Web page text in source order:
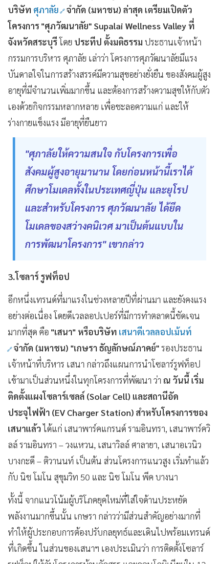
บริษัท ศุภาลัย จำกัด (มหาชน) ล่าสุด เตรียมเปิดตัว
โครงการ "ศุภวัฒนาลัย" Supalai Wellness Valley ที่
จังหวัดสระบุรีโดย ประทีป ตั้งมติธรรม ประธานเจ้าหน้า
กรรมการบริหาร ศุภาลัย เล่าว่า โครงการศุภวัฒนาลัยมีแรง
บันดาลใจในการสร้างสรรค์มีความสุขอย่างยั่งยืน ของสังคมผู้สูง
อายุที่มีจำนวนเพิ่มมากขึ้น และต้องการสร้างความสุขให้กับตัว
เองด้วยกิจกรรมหลากหลาย เพื่อชะลอความแก่ และให้
ร่างกายแข็งแรง มีอายุที่ยืนยาว
"ศุภาลัยให้ความสนใจ กับโครงการเพื่อ
สังคมผู้สูงอายุมานาน โดยก่อนหน้านี้เราได้
ศึกษาโมเดลทั้งในประเทศญี่ปุ่น และยุโรป
และสำหรับโครงการ ศุภวัฒนาลัย ได้ยึด
โมเดลของสว่างคนิเวศ มาเป็นต้นแบบใน
การพัฒนาโครงการ" เขากล่าว
3.โซลาร์ รูฟท็อป
อีกหนึ่งเทรนด์ที่มาแรงในช่วงหลายปีที่ผ่านมา และยังคงแรง
อย่างต่อเนื่อง โดยดีเวลลอปเปอร์ที่มีการทำตลาดนี้ชัดเจน
มากที่สุด คือ "เสนา" หรือบริษัท เสนาดีเวลลอปเม้นท์
จำกัด (มหาชน) "เกษรา ธัญลักษณ์ภาคย์" รองประธาน
เจ้าหน้าที่บริหาร เสนา กล่าวถึงแผนการนำโซลาร์รูฟท็อป
เข้ามาเป็นส่วนหนึ่งในทุกโครงการที่พัฒนา ว่า ณ วันนี้ เริ่ม
ติดตั้งแผงโซลาร์เซลล์ (Solar Cell) และสถานีอัด
ประจุไฟฟ้า (EV Charger Station) สำหรับโครงการของ
เสนาแล้ว ได้แก่ เสนาพาร์คแกรนด์ รามอินทรา, เสนาพาร์ควิ
ลล์ รามอินทรา – วงแหวน, เสนาวิลล์ ศาลายา, เสนาอเวนิว
บางกะดี – ติวานนท์ เป็นต้น ส่วนโครงการแนวสูง เริ่มทำแล้ว
กับ นิชโมโน สุขุมวิท 50 และ นิชโมโน พีค บางนา
ทั้งนี้ จากแนวโน้มผู้บริโภคยุคใหม่ที่ใส่ใจด้านประหยัด
พลังงานมากขึ้นนั้น เกษรา กล่าวว่ามีส่วนสำคัญอย่างมากที่
ทำให้ผู้ประกอบการต้องปรับกลยุทธ์และเดินไปพร้อมเทรนด์
ที่เกิดขึ้น ในส่วนของเสนาฯ เองประเมินว่า การติดตั้งโซลาร์